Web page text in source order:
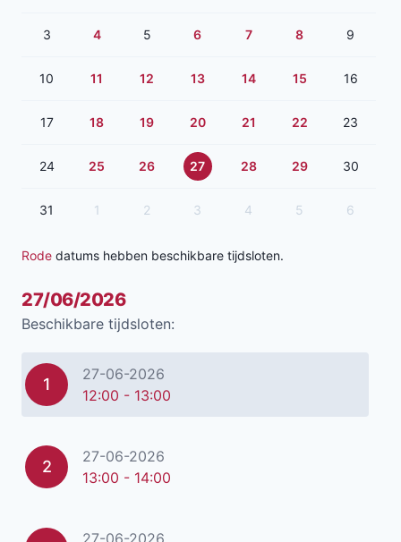
3 4 5 6 7 8 9
10 11 12 13 14 15 16
17 18 19 20 21 22 23
24 25 26 27 28 29 30
31 1 2 3 4 5 6
Rode datums hebben beschikbare tijdsloten.
27/06/2026
Beschikbare tijdsloten:
1
27-06-2026
12:00 - 13:00
2
27-06-2026
13:00 - 14:00
27-06-2026